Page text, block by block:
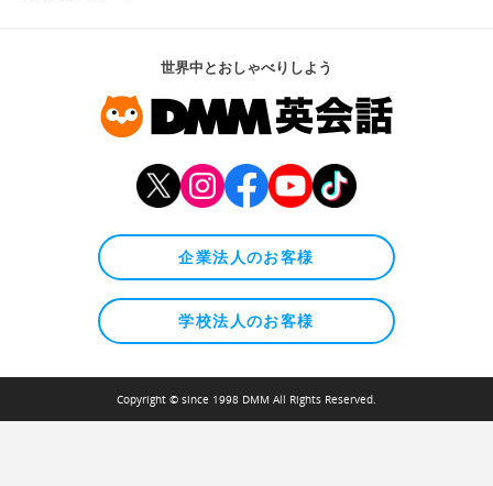
世界中とおしゃべりしよう
企業法人のお客様
学校法人のお客様
Copyright © since 1998 DMM All Rights Reserved.